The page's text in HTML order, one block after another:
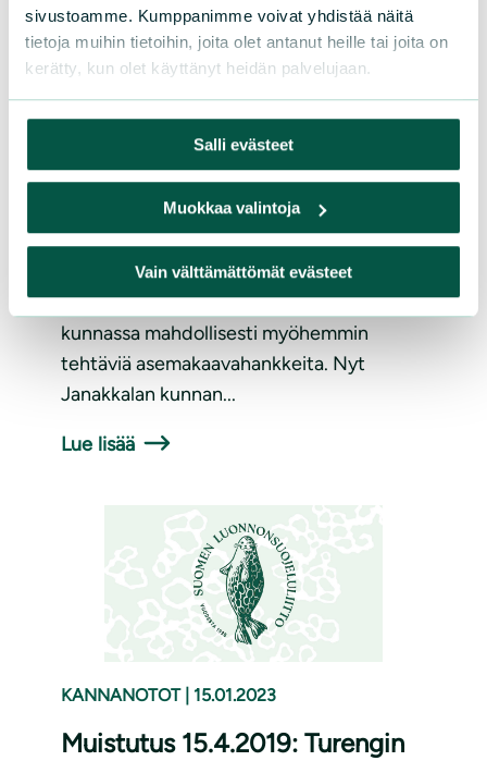
sivustoamme. Kumppanimme voivat yhdistää näitä
tietoja muihin tietoihin, joita olet antanut heille tai joita on
kerätty, kun olet käyttänyt heidän palvelujaan.
Salli evästeet
Muokkaa valintoja
Vain välttämättömät evästeet
asemakaava/osallistumis- ja
arviointisuunnitelma
Janakkalan Mallinkaistenjärven ranta-
asemakaava/osallistumis- ja
arviointisuunnitelma Maankäyttö- ja
rakennuslain (MRL) yleisiin
pääperiaatteisiin kuuluu, että vahvistetulla
maakuntakaavalla ohjataan kuntien
yleiskaavoitusta ja taas yleiskaava ohjaa
kunnassa mahdollisesti myöhemmin
tehtäviä asemakaavahankkeita. Nyt
Janakkalan kunnan...
Lue lisää
KANNANOTOT 15.01.2023
Muistutus 15.4.2019: Turengin